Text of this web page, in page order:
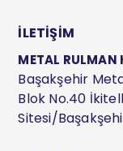
İLETİŞİM
METAL RULMAN
Başakşehir
Blok No.40
Sitesi/